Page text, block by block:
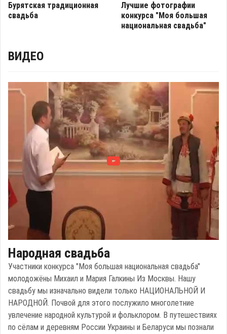
Бурятская традиционная
свадьба
Лучшие фотографии
конкурса "Моя большая
национальная свадьба"
ВИДЕО
Народная свадьба
Участники конкурса "Моя большая национальная свадьба"
молодожёны Михаил и Мария Галкины Из Москвы. Нашу
свадьбу мы изначально видели только НАЦИОНАЛЬНОЙ И
НАРОДНОЙ. Почвой для этого послужило многолетние
увлечение народной культурой и фольклором. В путешествиях
по сёлам и деревням России Украины и Беларуси мы познали